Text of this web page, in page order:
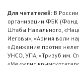
Для читателей: В
организации ФБК (Фонд
Штабы Навального,
Иеговы», «Армия воли
«Движение против
УНСО, УПА, «Тризуб им.